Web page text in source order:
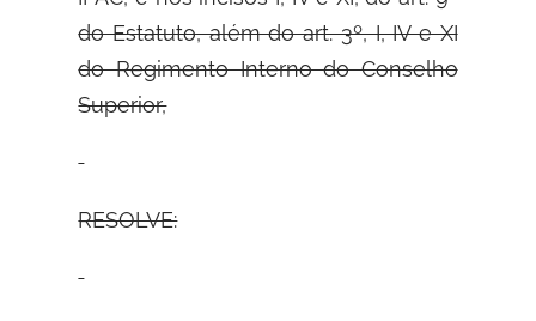
do Estatuto, além do art. 3º, I, IV e XI
do Regimento Interno do Conselho
Superior,
RESOLVE: